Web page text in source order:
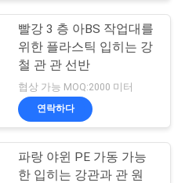
결합
20
빨강 3 층 아BS 작업대를
위한 플라스틱 입히는 강
철 관 관 선반
협상 가능 MOQ:2000 미터
연락하다
파랑 야윈 PE 가동 가능
한 입히는 강관과 관 원